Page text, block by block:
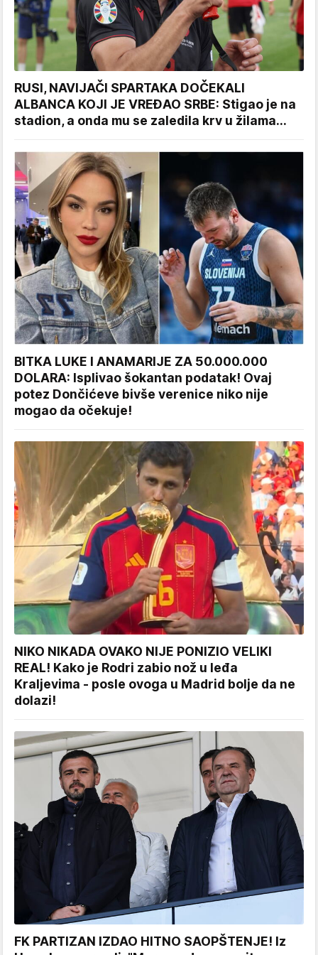
RUSI, NAVIJAČI SPARTAKA DOČEKALI
ALBANCA KOJI JE VREĐAO SRBE: Stigao je na
stadion, a onda mu se zaledila krv u žilama...
BITKA LUKE I ANAMARIJE ZA 50.000.000
DOLARA: Isplivao šokantan podatak! Ovaj
potez Dončićeve bivše verenice niko nije
mogao da očekuje!
NIKO NIKADA OVAKO NIJE PONIZIO VELIKI
REAL! Kako je Rodri zabio nož u leđa
Kraljevima - posle ovoga u Madrid bolje da ne
dolazi!
FK PARTIZAN IZDAO HITNO SAOPŠTENJE! Iz